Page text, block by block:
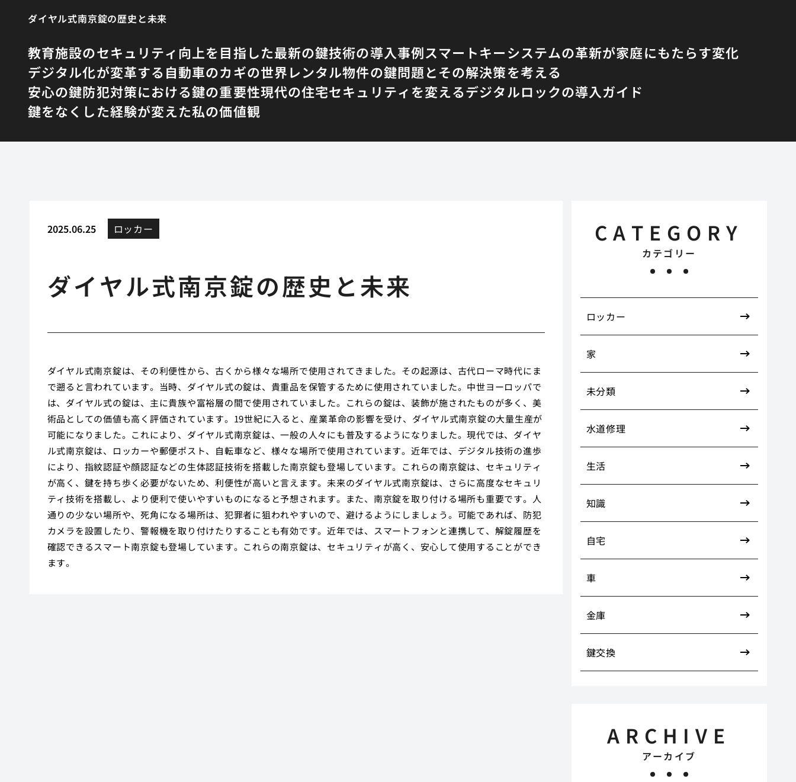
ダイヤル式南京錠の歴史と未来
教育施設のセキュリティ向上を目指した最新の鍵技術の導入事例スマートキーシステムの革新が家庭にもたらす変化
デジタル化が変革する自動車のカギの世界レンタル物件の鍵問題とその解決策を考える
安心の鍵防犯対策における鍵の重要性現代の住宅セキュリティを変えるデジタルロックの導入ガイド
鍵をなくした経験が変えた私の価値観
2025.06.25 ロッカー
ダイヤル式南京錠の歴史と未来
ダイヤル式南京錠は、その利便性から、古くから様々な場所で使用されてきました。その起源は、古代ローマ時代にま
で遡ると言われています。当時、ダイヤル式の錠は、貴重品を保管するために使用されていました。中世ヨーロッパで
は、ダイヤル式の錠は、主に貴族や富裕層の間で使用されていました。これらの錠は、装飾が施されたものが多く、美
術品としての価値も高く評価されています。19世紀に入ると、産業革命の影響を受け、ダイヤル式南京錠の大量生産が
可能になりました。これにより、ダイヤル式南京錠は、一般の人々にも普及するようになりました。現代では、ダイヤ
ル式南京錠は、ロッカーや郵便ポスト、自転車など、様々な場所で使用されています。近年では、デジタル技術の進歩
により、指紋認証や顔認証などの生体認証技術を搭載した南京錠も登場しています。これらの南京錠は、セキュリティ
が高く、鍵を持ち歩く必要がないため、利便性が高いと言えます。未来のダイヤル式南京錠は、さらに高度なセキュリ
ティ技術を搭載し、より便利で使いやすいものになると予想されます。また、南京錠を取り付ける場所も重要です。人
通りの少ない場所や、死角になる場所は、犯罪者に狙われやすいので、避けるようにしましょう。可能であれば、防犯
カメラを設置したり、警報機を取り付けたりすることも有効です。近年では、スマートフォンと連携して、解錠履歴を
確認できるスマート南京錠も登場しています。これらの南京錠は、セキュリティが高く、安心して使用することができ
ます。
CATEGORY
カテゴリー
ロッカー
家
未分類
水道修理
生活
知識
自宅
車
金庫
鍵交換
ARCHIVE
アーカイブ